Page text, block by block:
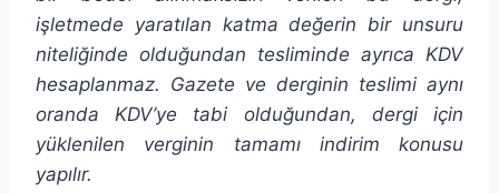
işletmede yaratılan katma değerin bir unsuru
niteliğinde olduğundan tesliminde ayrıca KDV
hesaplanmaz. Gazete ve derginin teslimi aynı
oranda KDV’ye tabi olduğundan, dergi için
yüklenilen verginin tamamı indirim konusu
yapılır.